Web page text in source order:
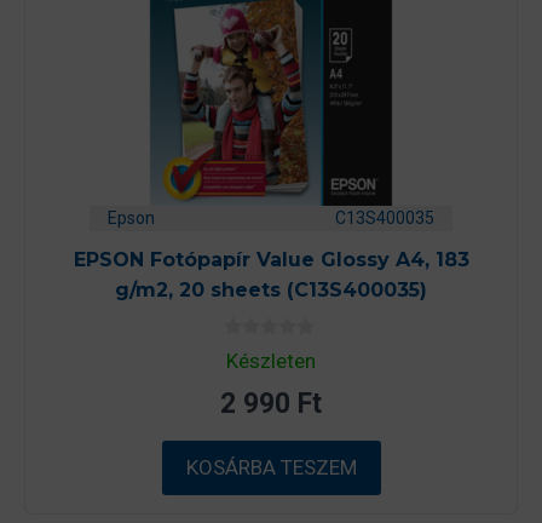
Epson C13S400035
EPSON Fotópapír Value Glossy A4, 183
g/m2, 20 sheets (C13S400035)
0
a
5
-
ő
l
Készleten
2 990 Ft
KOSÁRBA TESZEM